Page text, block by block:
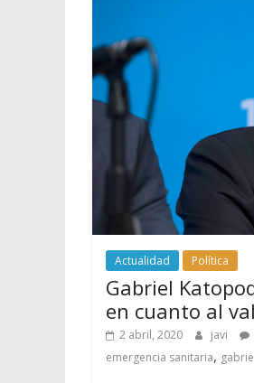
Actualidad Política
Gabriel
en cuanto al
2 abril, 2020 javi
emergencia sanitaria,